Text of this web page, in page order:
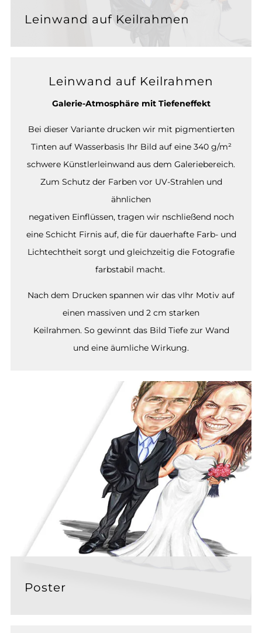
Leinwand auf Keilrahmen
Leinwand auf Keilrahmen
Galerie-Atmosphäre mit Tiefeneffekt
Bei dieser Variante drucken wir mit pigmentierten
Tinten auf Wasserbasis Ihr Bild auf eine 340 g/m²
schwere Künstlerleinwand aus dem Galeriebereich.
Zum Schutz der Farben vor UV-Strahlen und
ähnlichen
negativen Einflüssen, tragen wir nschließend noch
eine Schicht Firnis auf, die für dauerhafte Farb- und
Lichtechtheit sorgt und gleichzeitig die Fotografie
farbstabil macht.
Nach dem Drucken spannen wir das vIhr Motiv auf
einen massiven und 2 cm starken
Keilrahmen. So gewinnt das Bild Tiefe zur Wand
und eine äumliche Wirkung.
Poster